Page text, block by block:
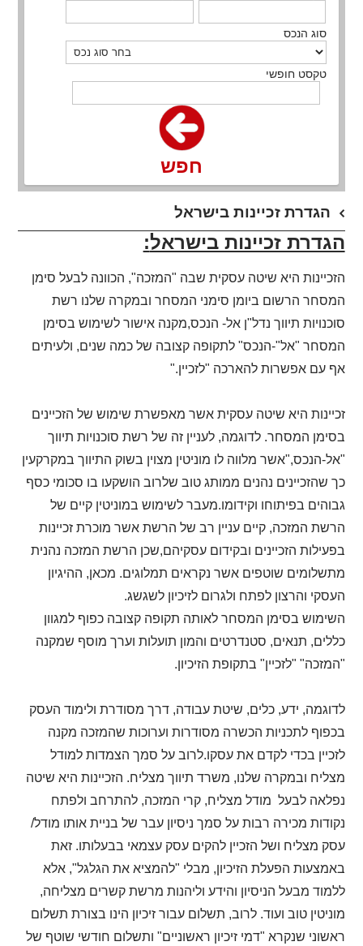
סוג הנכס
טקסט חופשי
חפש
הגדרת זכיינות בישראל
הגדרת זכיינות בישראל:
הזכיינות היא שיטה עסקית שבה "המזכה", הכוונה לבעל סימן
המסחר הרשום ביומן סימני המסחר ובמקרה שלנו רשת
סוכנויות תיווך נדל"ן אל- הנכס,מקנה אישור לשימוש בסימן
המסחר "אל"-הנכס" לתקופה קצובה של כמה שנים, ולעיתים
אף עם אפשרות להארכה "לזכיין".
זכיינות היא שיטה עסקית אשר מאפשרת שימוש של הזכיינים
בסימן המסחר. לדוגמה, לעניין זה של רשת סוכנויות תיווך
"אל-הנכס",אשר מלווה לו מוניטין מצוין בשוק התיווך במקרקעין
כך שהזכיינים נהנים ממותג טוב שלרוב הושקעו בו סכומי כסף
גבוהים בפיתוחו וקידומו.מעבר לשימוש במוניטין קיים של
הרשת המזכה, קיים עניין רב של הרשת אשר מוכרת זכיינות
בפעילות הזכיינים ובקידום עסקיהם,שכן הרשת המזכה נהנית
מתשלומים שוטפים אשר נקראים תמלוגים. מכאן, ההיגיון
העסקי והרצון לפתח ולגרום לזיכיון לשגשג.
השימוש בסימן המסחר לאותה תקופה קצובה כפוף למגוון
כללים, תנאים, סטנדרטים והמון תועלות וערך מוסף שמקנה
"המזכה" "לזכיין" בתקופת הזיכיון.
לדוגמה, ידע, כלים, שיטת עבודה, דרך מסודרת ולימוד העסק
בכפוף לתכניות הכשרה מסודרות וערוכות שהמזכה מקנה
לזכיין בכדי לקדם את עסקו.לרוב על סמך הצמדות למודל
מצליח ובמקרה שלנו, משרד תיווך מצליח. הזכיינות היא שיטה
נפלאה לבעל מודל מצליח, קרי המזכה, להתרחב ולפתח
נקודות מכירה רבות על סמך ניסיון עבר של בניית אותו מודל/
עסק מצליח ושל הזכיין להקים עסק עצמאי בבעלותו. זאת
באמצעות הפעלת הזיכיון, מבלי "להמציא את הגלגל", אלא
ללמוד מבעל הניסיון והידע וליהנות מרשת קשרים מצליחה,
מוניטין טוב ועוד. לרוב, תשלום עבור זיכיון הינו בצורת תשלום
ראשוני שנקרא "דמי זיכיון ראשוניים" ותשלום חודשי שוטף של